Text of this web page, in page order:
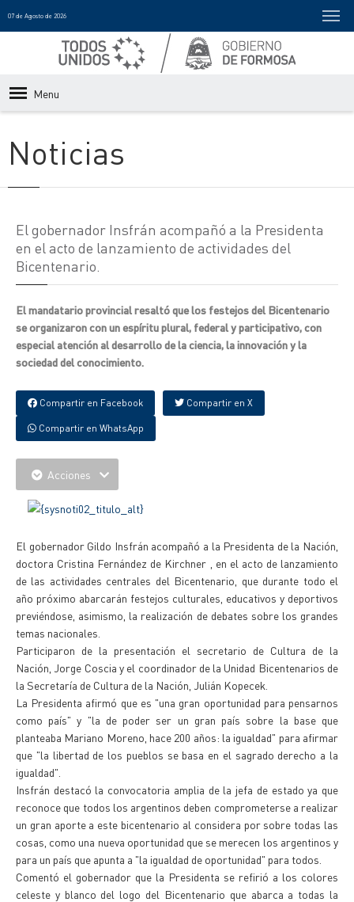
07 de Agosto de 2026
Menu
Noticias
El gobernador Insfrán acompañó a la Presidenta
en el acto de lanzamiento de actividades del
Bicentenario.
El mandatario provincial resaltó que los festejos del Bicentenario
se organizaron con un espíritu plural, federal y participativo, con
especial atención al desarrollo de la ciencia, la innovación y la
sociedad del conocimiento.
Compartir en Facebook Compartir en X
Compartir en WhatsApp
Acciones
El gobernador Gildo Insfrán acompañó a la Presidenta de la Nación,
doctora Cristina Fernández de Kirchner , en el acto de lanzamiento
de las actividades centrales del Bicentenario, que durante todo el
año próximo abarcarán festejos culturales, educativos y deportivos
previéndose, asimismo, la realización de debates sobre los grandes
temas nacionales.
Participaron de la presentación el secretario de Cultura de la
Nación, Jorge Coscia y el coordinador de la Unidad Bicentenarios de
la Secretaría de Cultura de la Nación, Julián Kopecek.
La Presidenta afirmó que es "una gran oportunidad para pensarnos
como país" y "la de poder ser un gran país sobre la base que
planteaba Mariano Moreno, hace 200 años: la igualdad" para afirmar
que "la libertad de los pueblos se basa en el sagrado derecho a la
igualdad".
Insfrán destacó la convocatoria amplia de la jefa de estado ya que
reconoce que todos los argentinos deben comprometerse a realizar
un gran aporte a este bicentenario al considera por sobre todas las
cosas, como una nueva oportunidad que se merecen los argentinos y
para un país que apunta a "la igualdad de oportunidad" para todos.
Comentó el gobernador que la Presidenta se refirió a los colores
celeste y blanco del logo del Bicentenario que abarca a todas la